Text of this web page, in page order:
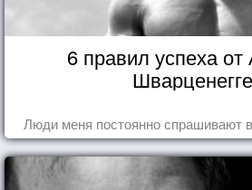
6 правил успеха
Люди меня постоянно спрашивают